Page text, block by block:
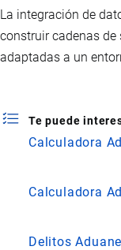
La integración de
construir cadenas
adaptadas a un
Te puede
Calculadora
Calculadora
Delitos